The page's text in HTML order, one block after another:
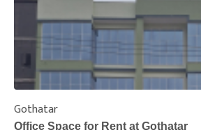
Gothatar
Office Space for Rent at Gothatar